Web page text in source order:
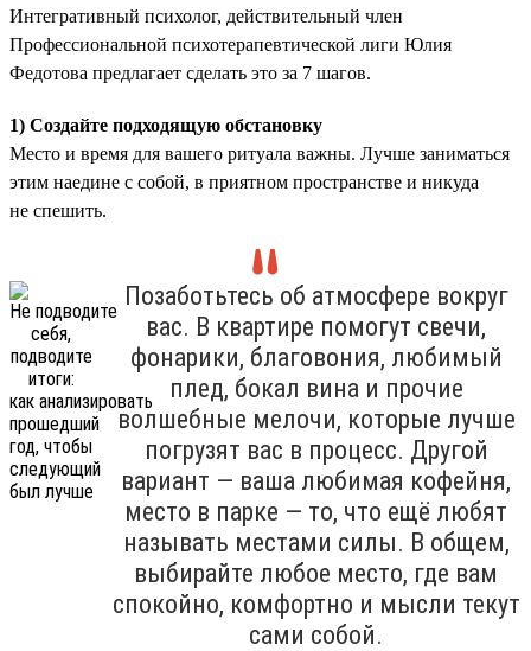
Интегративный психолог, действительный член
Профессиональной психотерапевтической лиги Юлия
Федотова предлагает сделать это за 7 шагов.
1) Создайте подходящую обстановку
Место и время для вашего ритуала важны. Лучше заниматься
этим наедине с собой, в приятном пространстве и никуда
не спешить.
Позаботьтесь об атмосфере вокруг
вас. В квартире помогут свечи,
фонарики, благовония, любимый
плед, бокал вина и прочие
волшебные мелочи, которые лучше
погрузят вас в процесс. Другой
вариант — ваша любимая кофейня,
место в парке — то, что ещё любят
называть местами силы. В общем,
выбирайте любое место, где вам
спокойно, комфортно и мысли текут
сами собой.